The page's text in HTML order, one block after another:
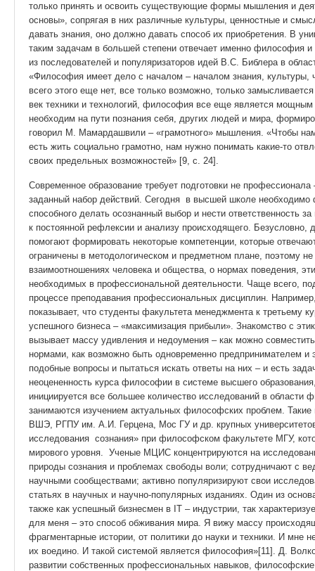
только принять и освоить существующие формы мышления и
основы», сопрягая в них различные культуры, ценностные и
давать знания, оно должно давать способ их приобретения. В
таким задачам в большей степени отвечает именно философия
из последователей и популяризаторов идей В.С. Библера в
«Философия имеет дело с началом – началом знания, культуры,
всего этого еще нет, все только возможно, только
век техники и технологий, философия все еще является
необходим на пути познания себя, других людей и мира,
говорил М. Мамардашвили – «грамотного» мышления. «Чтобы
есть жить социально грамотно, нам нужно понимать какие-то
своих предельных возможностей» [9, с. 24].
Современное образование требует подготовки не
заданный набор действий. Сегодня в высшей школе необходимо
способного делать осознанный выбор и нести ответственность
к постоянной рефлексии и анализу происходящего. Безусловно,
помогают формировать некоторые компетенции, которые
ограничены в методологическом и предметном плане, поэтому
взаимоотношениях человека и общества, о нормах поведения,
необходимых в профессиональной деятельности. Чаще всего,
процессе преподавания профессиональных дисциплин.
показывает, что студенты факультета менеджмента к третьему
успешного бизнеса – «максимизация прибыли». Знакомство с
вызывает массу удивления и недоумения – как можно
нормами, как возможно быть одновременно предпринимателем и
подобные вопросы и пытаться искать ответы на них – и есть
неоцененность курса философии в системе высшего
инициируется все большее количество исследований в
занимаются изучением актуальных философских проблем.
ВШЭ, РГПУ им. А.И. Герцена, Мос ГУ и др. крупных
исследования сознания» при философском факультете МГУ,
мирового уровня. Ученые МЦИС концентрируются на
природы сознания и проблемах свободы воли; сотрудничают с
научными сообществами; активно популяризируют свои
статьях в научных и научно-популярных изданиях. Один из
также как успешный бизнесмен в IТ – индустрии, так
для меня – это способ обживания мира. Я вижу массу
фрагментарные истории, от политики до науки и техники. И мне
их воедино. И такой системой является философия»[11]. Д.
развитии собственных профессиональных навыков,